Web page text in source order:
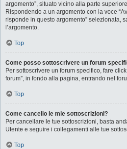
argomento”, situato vicino alla parte
Rispondendo a un argomento con la voce
risponde in questo argomento” selezionata,
l’argomento.
Top
Come posso sottoscrivere un forum
Per sottoscrivere un forum specifico, fare
forum”, in fondo alla pagina, entrando nel
Top
Come cancello le mie sottoscrizioni?
Per cancellare le tue sottoscrizioni, basta
Utente e seguire i collegamenti alle tue
Top